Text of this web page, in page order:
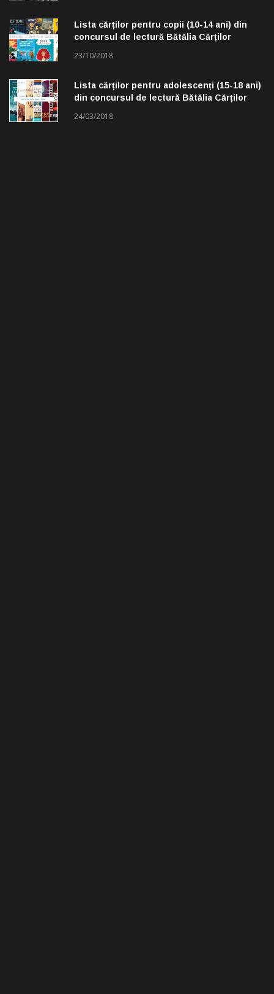
Lista cărților pentru copii (10-14 ani) din
concursul de lectură Bătălia Cărților
23/10/2018
Lista cărților pentru adolescenți (15-18 ani)
din concursul de lectură Bătălia Cărților
24/03/2018